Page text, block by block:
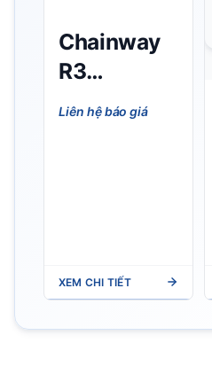
Chainway
R3
Desktop
dụng cho
bàn làm
việc
Liên hệ báo giá
XEM CHI TIẾT